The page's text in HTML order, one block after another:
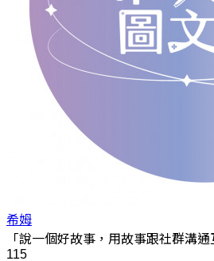
希姆
「說一個好故事，用故事跟社群溝通
115